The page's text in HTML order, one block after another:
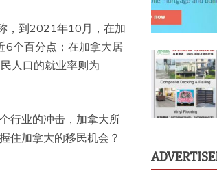
，到2021年10月，在加
6个百分点；在加拿大居
人口的就业率则为
行业的冲击，加拿大所
住加拿大的移民机会？